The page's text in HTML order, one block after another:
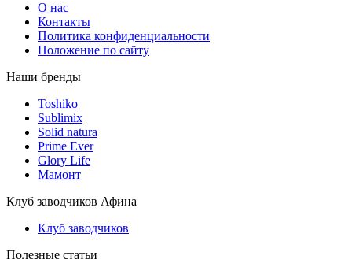
О нас
Контакты
Политика конфиденциальности
Положение по сайту
Наши бренды
Toshiko
Sublimix
Solid natura
Prime Ever
Glory Life
Мамонт
Клуб заводчиков Афина
Клуб заводчиков
Полезные статьи